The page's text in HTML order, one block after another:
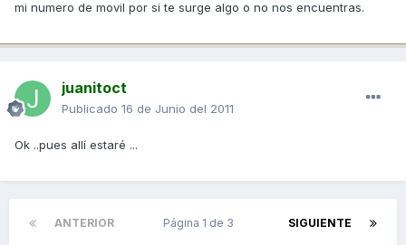
mi numero de movil por si te surge algo o no nos encuentras.
juanitoct
Publicado 16 de Junio del 2011
Ok ..pues allí estaré ...
ANTERIOR SIGUIENTE
Página 1 de 3